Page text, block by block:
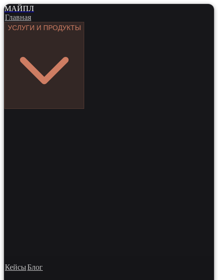
МАЙПЛ
Главная
УСЛУГИ И ПРОДУКТЫ
КейсыБлог